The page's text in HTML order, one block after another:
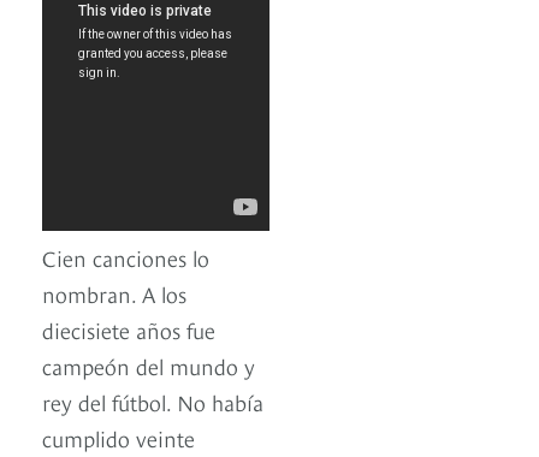
Cien canciones lo
nombran. A los
diecisiete años fue
campeón del mundo y
rey del fútbol. No había
cumplido veinte